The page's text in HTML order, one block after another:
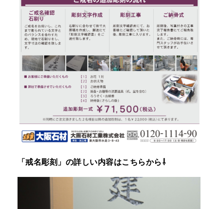
「戒名彫刻」の詳しい内容はこちらから⇩